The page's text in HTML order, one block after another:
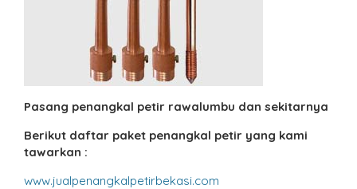
Pasang penangkal petir rawalumbu dan sekitarnya
Berikut daftar paket penangkal petir yang kami
tawarkan :
www.jualpenangkalpetirbekasi.com